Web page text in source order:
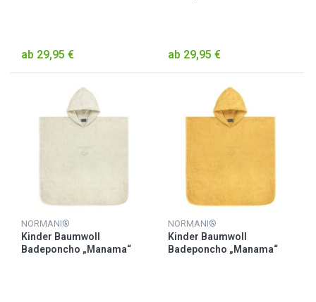
ab 29,95 € ab 29,95 €
NORMANI®
Kinder Baumwoll
Badeponcho „Manama“
NORMANI®
Kinder Baumwoll
Badeponcho „Manama“